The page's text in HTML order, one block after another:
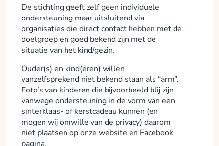
De stichting geeft zelf geen individuele
ondersteuning maar uitsluitend via
organisaties die direct contact hebben met de
doelgroep en goed bekend zijn met de
situatie van het kind/gezin.
Ouder(s) en kind(eren) willen
vanzelfsprekend niet bekend staan als “arm”.
Foto’s van kinderen die bijvoorbeeld blij zijn
vanwege ondersteuning in de vorm van een
sinterklaas- of kerstcadeau kunnen (en
mogen wij omwille van de privacy) daarom
niet plaatsen op onze website en Facebook
pagina.